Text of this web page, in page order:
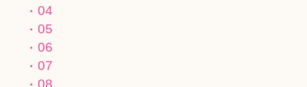
04
05
06
07
08